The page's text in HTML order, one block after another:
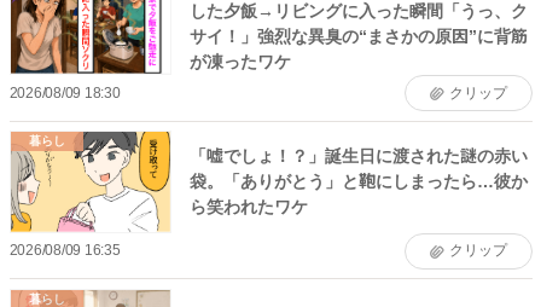
した夕飯→リビングに入った瞬間「うっ、ク
サイ！」強烈な異臭の“まさかの原因”に背筋
が凍ったワケ
2026/08/09 18:30 クリップ
暮らし
「嘘でしょ！？」誕生日に渡された謎の赤い
袋。「ありがとう」と鞄にしまったら…彼か
ら笑われたワケ
2026/08/09 16:35 クリップ
暮らし